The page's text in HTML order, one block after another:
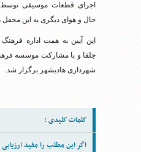
اجرای قطعات موسیقی
حال و هوای دیگری به این
این آیین به همت اداره
جلفا و با مشارکت موسسه
شهرداری هادیشهر برگزار شد.
کلمات کلیدی :
اگر این مطلب را مفید